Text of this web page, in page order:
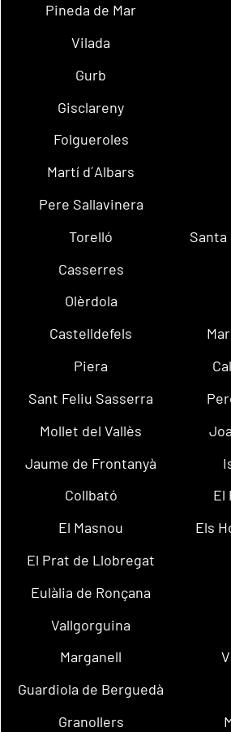
Pineda de Mar
Vilada
Gurb
Gisclareny
Folgueroles
Martí d´Albars
Pere Sallavinera
Torelló
Santa
Casserres
Olèrdola
Castelldefels
Piera
Sant Feliu Sasserra
Mollet del Vallès
Jaume de Frontanyà
Collbató
El
El Masnou
Els
El Prat de Llobregat
Eulàlia de Ronçana
Vallgorguina
Marganell
Guardiola de Berguedà
Granollers